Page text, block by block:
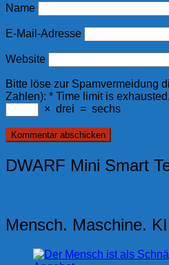
Name
E-Mail-Adresse
Website
Bitte löse zur Spamvermeidung
Zahlen): * Time limit is
× drei = sechs
DWARF Mini Smart
Mensch. Maschine.